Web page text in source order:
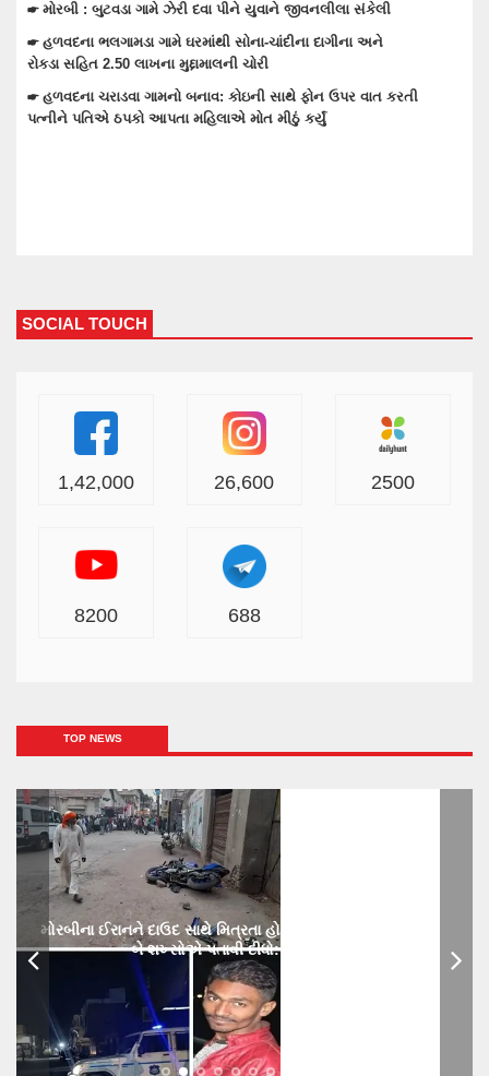
☛ મોરબી : બુટવડા ગામે ઝેરી દવા પીને યુવાને જીવનલીલા સંકેલી
☛ હળવદના ભલગામડા ગામે ઘરમાંથી સોના-ચાંદીના દાગીના અને
રોકડા સહિત 2.50 લાખના મુદ્દામાલની ચોરી
☛ હળવદના ચરાડવા ગામનો બનાવ: કોઇની સાથે ફોન ઉપર વાત કરતી
પત્નીને પતિએ ઠપકો આપતા મહિલાએ મોત મીઠું કર્યું
SOCIAL TOUCH
1,42,000 26,600 2500
8200 688
TOP NEWS
મોરબીના ઈરાનને દાઉદ સાથે મિત્રતા હોય છાતીમાં છરીનો ઘા ઝીકિને
બે શખ્સોએ પતાવી દીધો: ગુનો નોંધાયો